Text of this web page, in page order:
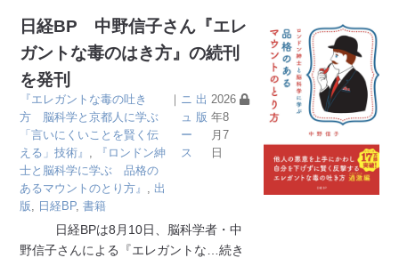
日経BP 中野信子さん『エレ
ガントな毒のはき方』の続刊
を発刊
『エレガントな毒の吐き
方 脳科学と京都人に学ぶ
「言いにくいことを賢く伝
える」技術』 ,
『ロンドン紳
士と脳科学に学ぶ 品格の
あるマウントのとり方』 , 出
版, 日経BP,書籍
｜ ニ
ュ
ー
ス
出
版
2026
年8
月7
日
日経BPは8月10日、脳科学者・中
野信子さんによる『エレガントな …続き